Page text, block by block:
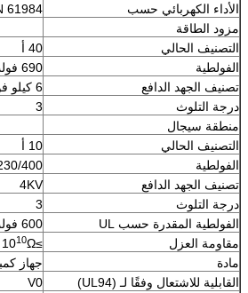
الأداء الكهربائي حسب
61984
مزود الطاقة
التصنيف الحالي
40 أ
الفولطية
690 فولت
تصنيف الجهد الدافع
6 كيلو فولت
درجة التلوث
3
منطقة سيجال
التصنيف الحالي
10 أ
الفولطية
230/400
تصنيف الجهد الدافع
4KV
درجة التلوث
3
الفولطية المقدرة حسب UL
600 فولت / 300 فولت
مقاومة العزل
≥10
10Ω
مادة
جهاز
القابلية للاشتعال وفقًا لـ (UL94)
V0